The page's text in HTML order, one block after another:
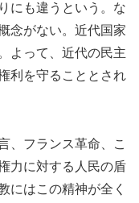
にも違うという。な
念がない。 近代国家
よって、近代の民主
利を守ることとされ
、フランス革命、こ
力に対する人民の盾
にはこの精神が全く